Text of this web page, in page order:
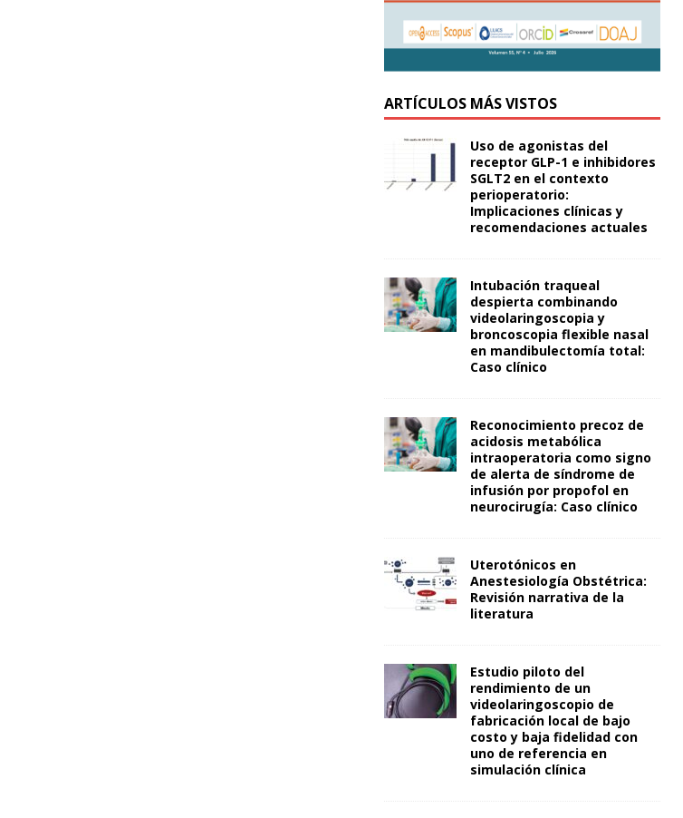
ARTÍCULOS MÁS VISTOS
Uso de agonistas del
receptor GLP-1 e inhibidores
SGLT2 en el contexto
perioperatorio:
Implicaciones clínicas y
recomendaciones actuales
Intubación traqueal
despierta combinando
videolaringoscopia y
broncoscopia flexible nasal
en mandibulectomía total:
Caso clínico
Reconocimiento precoz de
acidosis metabólica
intraoperatoria como signo
de alerta de síndrome de
infusión por propofol en
neurocirugía: Caso clínico
Uterotónicos en
Anestesiología Obstétrica:
Revisión narrativa de la
literatura
Estudio piloto del
rendimiento de un
videolaringoscopio de
fabricación local de bajo
costo y baja fidelidad con
uno de referencia en
simulación clínica